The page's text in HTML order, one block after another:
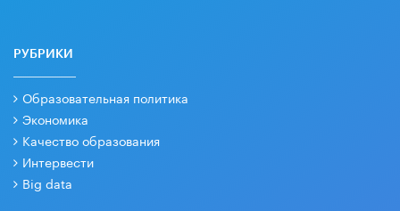
РУБРИКИ
Образовательная политика
Экономика
Качество образования
Интервести
Big data